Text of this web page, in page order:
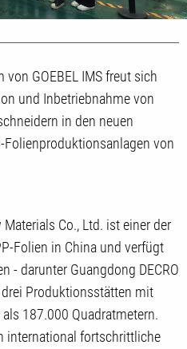
von GOEBEL IMS freut sich
und Inbetriebnahme von
in den neuen
von
Co., Ltd. ist einer der
Folien in China und verfügt
- darunter Guangdong DECRO
Produktionsstätten mit
187.000 Quadratmetern.
international fortschrittliche